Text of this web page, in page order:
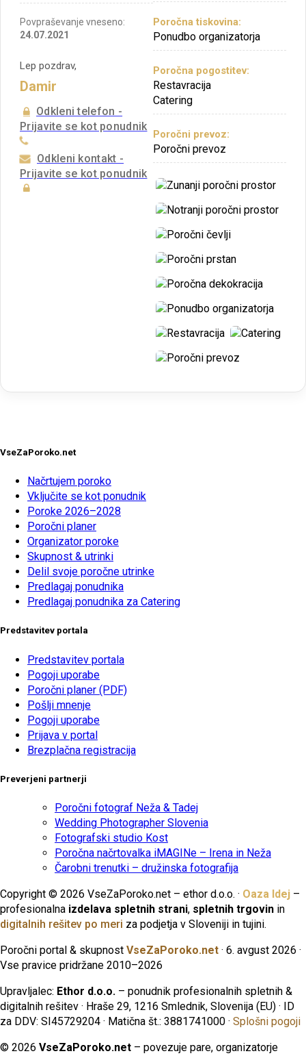
Povpraševanje vneseno:
24.07.2021
Lep pozdrav,
Damir
Odkleni telefon -
Prijavite se kot ponudnik
Odkleni kontakt -
Prijavite se kot ponudnik
Poročna tiskovina:
Ponudbo organizatorja
Poročna pogostitev:
Restavracija
Catering
Poročni prevoz:
Poročni prevoz
VseZaPoroko.net
Načrtujem poroko
Vključite se kot ponudnik
Poroke 2026–2028
Poročni planer
Organizator poroke
Skupnost & utrinki
Delil svoje poročne utrinke
Predlagaj ponudnika
Predlagaj ponudnika za Catering
Predstavitev portala
Predstavitev portala
Pogoji uporabe
Poročni planer (PDF)
Pošlji mnenje
Pogoji uporabe
Prijava v portal
Brezplačna registracija
Preverjeni partnerji
Poročni fotograf Neža & Tadej
Wedding Photographer Slovenia
Fotografski studio Kost
Poročna načrtovalka iMAGINe – Irena in Neža
Čarobni trenutki – družinska fotografija
Copyright © 2026 VseZaPoroko.net – ethor d.o.o. · Oaza Idej –
profesionalna izdelava spletnih strani, spletnih trgovin in
digitalnih rešitev po meri za podjetja v Sloveniji in tujini.
Poročni portal & skupnost VseZaPoroko.net · 6. avgust 2026 ·
Vse pravice pridržane 2010–2026
Upravljalec: Ethor d.o.o. – ponudnik profesionalnih spletnih &
digitalnih rešitev · Hraše 29, 1216 Smlednik, Slovenija (EU) · ID
za DDV: SI45729204 · Matična št.: 3881741000 · Splošni pogoji
© 2026 VseZaPoroko.net – povezuje pare, organizatorje